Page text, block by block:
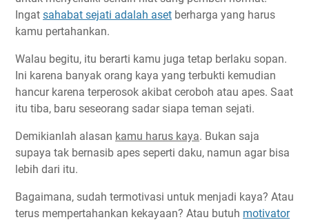
Ingat sahabat sejati adalah aset berharga yang harus
kamu pertahankan.
Walau begitu, itu berarti kamu juga tetap berlaku sopan.
Ini karena banyak orang kaya yang terbukti kemudian
hancur karena terperosok akibat ceroboh atau apes. Saat
itu tiba, baru seseorang sadar siapa teman sejati.
Demikianlah alasan kamu harus kaya. Bukan saja
supaya tak bernasib apes seperti daku, namun agar bisa
lebih dari itu.
Bagaimana, sudah termotivasi untuk menjadi kaya? Atau
terus mempertahankan kekayaan? Atau butuh motivator